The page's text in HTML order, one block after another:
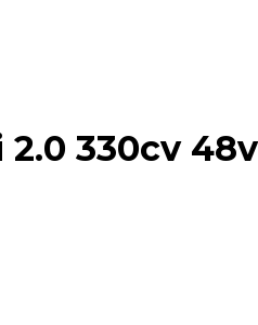
330cv